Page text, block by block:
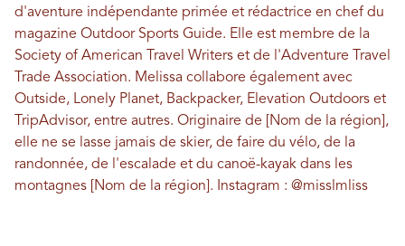
d'aventure indépendante primée et rédactrice en chef du
magazine Outdoor Sports Guide. Elle est membre de la
Society of American Travel Writers et de l'Adventure Travel
Trade Association. Melissa collabore également avec
Outside, Lonely Planet, Backpacker, Elevation Outdoors et
TripAdvisor, entre autres. Originaire de [Nom de la région],
elle ne se lasse jamais de skier, de faire du vélo, de la
randonnée, de l'escalade et du canoë-kayak dans les
montagnes [Nom de la région]. Instagram : @misslmliss